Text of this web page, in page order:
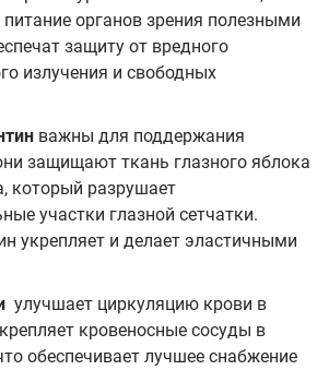
органов зрения полезными
защиту от вредного
излучения и свободных
важны для поддержания
защищают ткань глазного яблока
который разрушает
участки глазной сетчатки.
укрепляет и делает эластичными
улучшает циркуляцию крови в
кровеносные сосуды в
обеспечивает лучшее снабжение